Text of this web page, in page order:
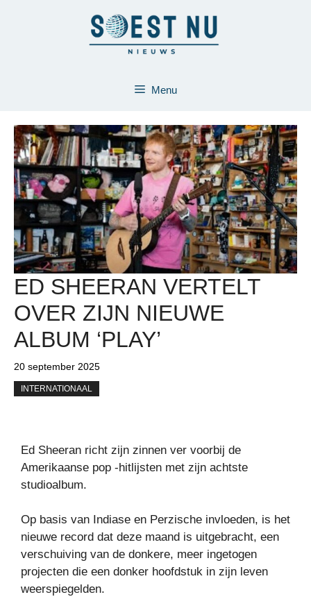
Menu
ED SHEERAN VERTELT
OVER ZIJN NIEUWE
ALBUM ‘PLAY’
20 september 2025
INTERNATIONAAL
Ed Sheeran richt zijn zinnen ver voorbij de
Amerikaanse pop -hitlijsten met zijn achtste
studioalbum.
Op basis van Indiase en Perzische invloeden, is het
nieuwe record dat deze maand is uitgebracht, een
verschuiving van de donkere, meer ingetogen
projecten die een donker hoofdstuk in zijn leven
weerspiegelden.